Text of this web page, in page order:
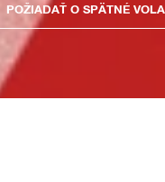
POŽIADAŤ O SPÄTNÉ